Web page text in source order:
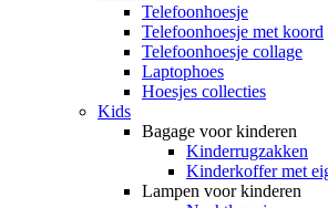
Telefoonhoesje
Telefoonhoesje met koord
Telefoonhoesje collage
Laptophoes
Hoesjes collecties
Kids
Bagage voor kinderen
Kinderrugzakken
Kinderkoffer met
Lampen voor kinderen